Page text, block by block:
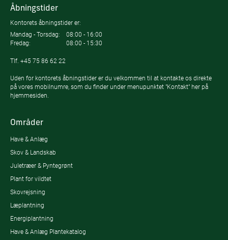
Åbningstider
Kontorets åbningstider er:
Mandag - Torsdag:
08:00 - 16:00
Fredag:
08:00 - 15:30
Tlf. +45 75 86 62 22
Uden for kontorets åbningstider er du velkommen til at kontakte os direkte
på vores mobilnumre, som du finder under menupunktet "Kontakt" her på
hjemmesiden.
Områder
Have & Anlæg
Skov & Landskab
Juletræer & Pyntegrønt
Plant for vildtet
Skovrejsning
Læplantning
Energiplantning
Have & Anlæg Plantekatalog